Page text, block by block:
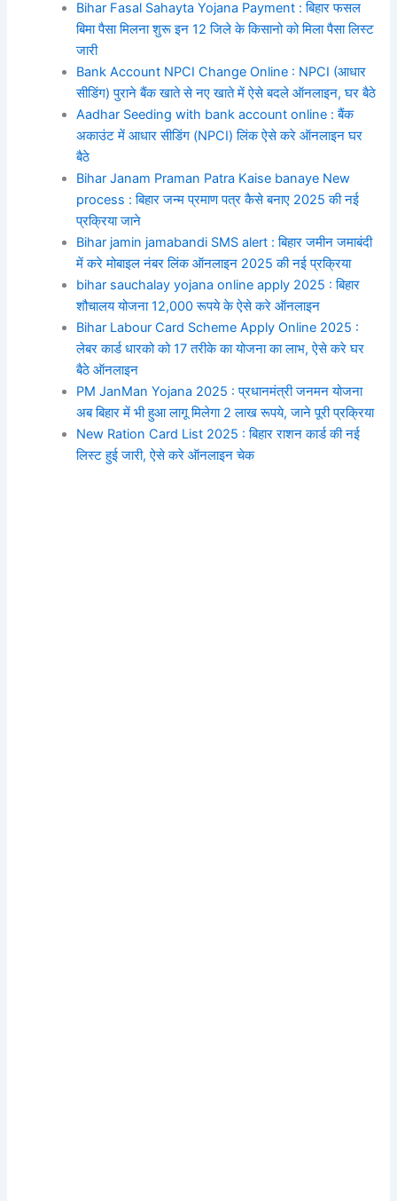
Bihar Fasal Sahayta Yojana Payment : बिहार फसल
बिमा पैसा मिलना शुरू इन 12 जिले के किसानो को मिला पैसा लिस्ट
जारी
Bank Account NPCI Change Online : NPCI (आधार
सीडिंग) पुराने बैंक खाते से नए खाते में ऐसे बदले ऑनलाइन, घर बैठे
Aadhar Seeding with bank account online : बैंक
अकाउंट में आधार सीडिंग (NPCI) लिंक ऐसे करे ऑनलाइन घर
बैठे
Bihar Janam Praman Patra Kaise banaye New
process : बिहार जन्म प्रमाण पत्र कैसे बनाए 2025 की नई
प्रक्रिया जाने
Bihar jamin jamabandi SMS alert : बिहार जमीन जमाबंदी
में करे मोबाइल नंबर लिंक ऑनलाइन 2025 की नई प्रक्रिया
bihar sauchalay yojana online apply 2025 : बिहार
शौचालय योजना 12,000 रूपये के ऐसे करे ऑनलाइन
Bihar Labour Card Scheme Apply Online 2025 :
लेबर कार्ड धारको को 17 तरीके का योजना का लाभ, ऐसे करे घर
बैठे ऑनलाइन
PM JanMan Yojana 2025 : प्रधानमंत्री जनमन योजना
अब बिहार में भी हुआ लागू मिलेगा 2 लाख रूपये, जाने पूरी प्रक्रिया
New Ration Card List 2025 : बिहार राशन कार्ड की नई
लिस्ट हुई जारी, ऐसे करे ऑनलाइन चेक